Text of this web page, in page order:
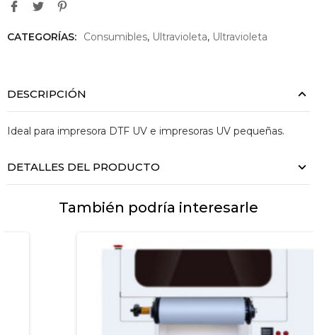
CATEGORÍAS: Consumibles, Ultravioleta, Ultravioleta
DESCRIPCIÓN
Ideal para impresora DTF UV e impresoras UV pequeñas.
DETALLES DEL PRODUCTO
También podría interesarle